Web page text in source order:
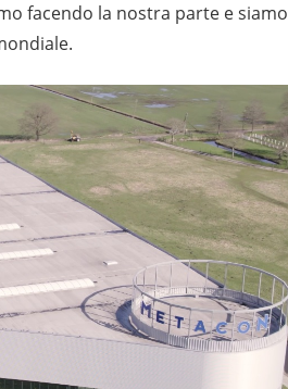
facendo la nostra parte e siamo